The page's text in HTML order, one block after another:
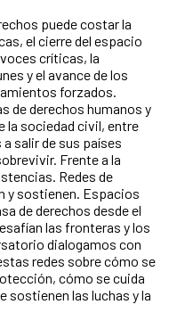
puede costar la
el cierre del espacio
críticas, la
y el avance de los
forzados.
de derechos humanos y
la sociedad civil, entre
salir de sus países
Frente a la
Redes de
y sostienen. Espacios
de derechos desde el
las fronteras y los
dialogamos con
redes sobre cómo se
cómo se cuida
sostienen las luchas y la